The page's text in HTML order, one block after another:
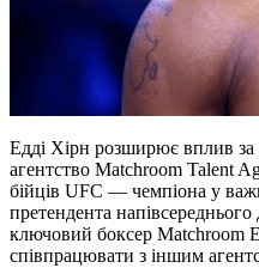
Едді Хірн розширює вплив за
агентство Matchroom Talent
бійців UFC — чемпіона у
претендента
ключовий боксер Matchroom
співпрацювати з іншим